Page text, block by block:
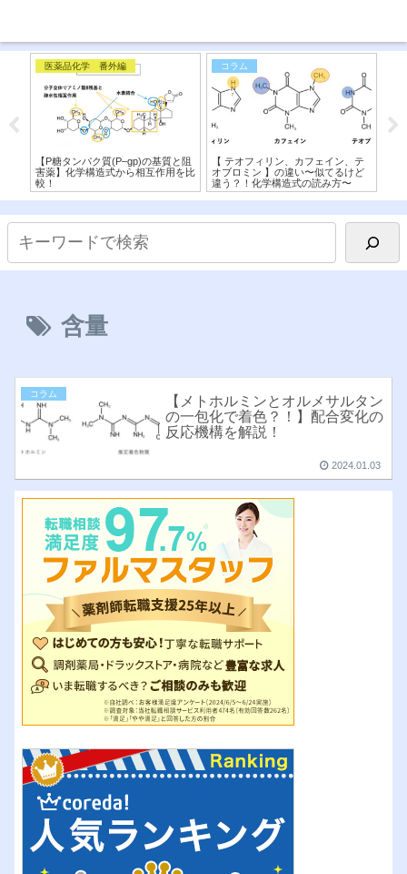
医薬品化学 番外編
【P糖タンパク質(P–gp)の基質と阻
害薬】化学構造式から相互作用を比
較！
コラム
【 テオフィリン、カフェイン、テ
オブロミン 】の違い〜似てるけど
違う？！化学構造式の読み方〜
含量
コラム
【メトホルミンとオルメサルタン
の一包化で着色？！】配合変化の
反応機構を解説！
2024.01.03